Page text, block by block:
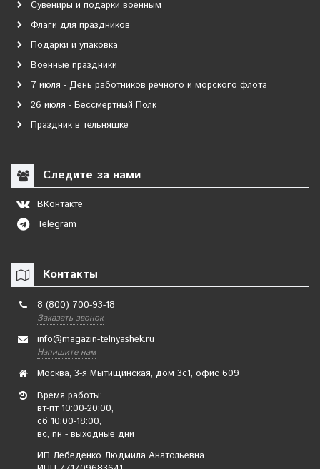
Сувениры и подарки военным
Флаги для праздников
Подарки и упаковка
Военные праздники
7 июля - День работников речного и морского флота
26 июля - Бессмертный Полк
Праздник в тельняшке
Следите за нами
ВКонтакте
Telegram
Контакты
8 (800) 700-93-18
Заказать звонок
info@magazin-telnyashek.ru
Напишите нам
Москва, 3-я Мытищинская, дом 3с1, офис 609
Время работы:
вт-пт 10:00-20:00,
сб 10:00-18:00,
вс, пн - выходные дни
ИП Лебеденко Людмила Анатольевна